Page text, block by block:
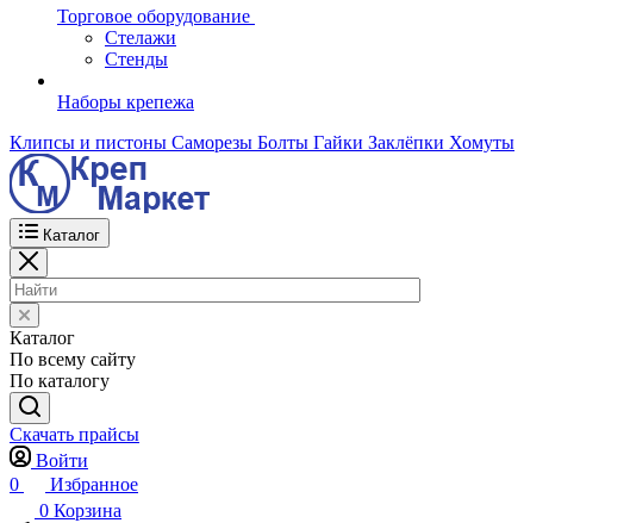
Торговое оборудование
Стелажи
Стенды
Наборы крепежа
Клипсы и пистоны Саморезы Болты Гайки Заклёпки Хомуты
Каталог
Каталог
По всему сайту
По каталогу
Скачать прайсы
Войти
0
Избранное
0 Корзина